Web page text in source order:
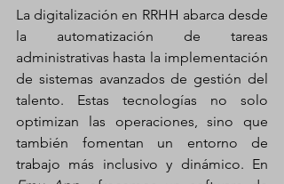
La digitalización en RRHH abarca desde
la automatización de tareas
administrativas hasta la implementación
de sistemas avanzados de gestión del
talento. Estas tecnologías no solo
optimizan las operaciones, sino que
también fomentan un entorno de